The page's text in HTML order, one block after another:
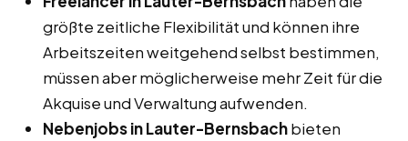
größte zeitliche Flexibilität und können ihre
Arbeitszeiten weitgehend selbst bestimmen,
müssen aber möglicherweise mehr Zeit für die
Akquise und Verwaltung aufwenden.
Nebenjobs in Lauter-Bernsbachbieten